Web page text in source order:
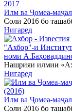
Илм ва Ҷомеа-
Соли 2016 бо
Нигаред
"Ахбор"-и
номи
Нашрияи илмии
Нигаред
Илм ва Ҷомеа-
Соли 2016 бо